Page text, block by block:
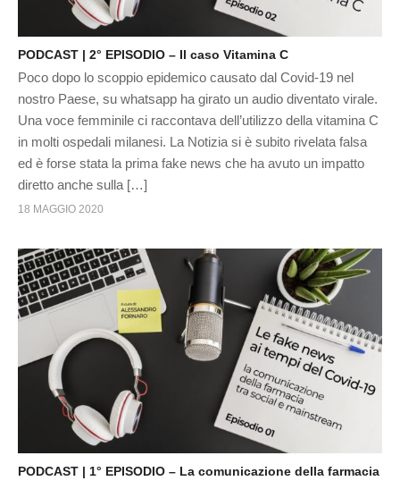
PODCAST | 2° EPISODIO – Il caso Vitamina C
Poco dopo lo scoppio epidemico causato dal Covid-19 nel
nostro Paese, su whatsapp ha girato un audio diventato virale.
Una voce femminile ci raccontava dell’utilizzo della vitamina C
in molti ospedali milanesi. La Notizia si è subito rivelata falsa
ed è forse stata la prima fake news che ha avuto un impatto
diretto anche sulla […]
18 MAGGIO 2020
PODCAST | 1° EPISODIO – La comunicazione della farmacia